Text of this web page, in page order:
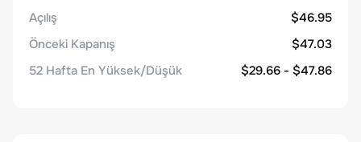
Açılış
$46.95
Önceki Kapanış
$47.03
52 Hafta En Yüksek/Düşük
$29.66 - $47.86